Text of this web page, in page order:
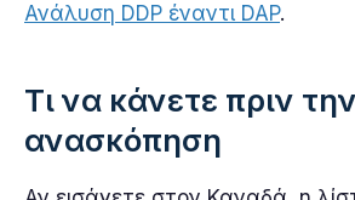
Ανάλυση DDP έναντι DAP.
Τι να κάνετε πριν
ανασκόπηση